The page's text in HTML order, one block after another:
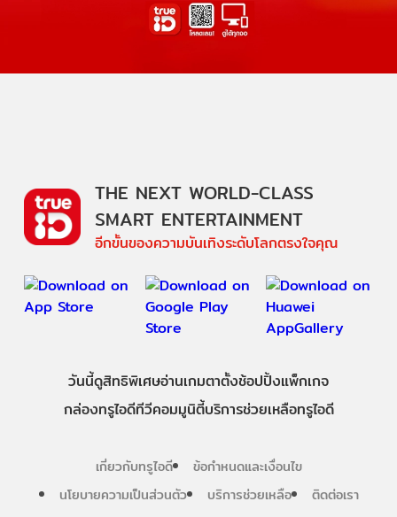
THE NEXT WORLD-CLASS
SMART ENTERTAINMENT
อีกขั้นของความบันเทิงระดับโลกตรงใจคุณ
วันนี้ดูสิทธิพิเศษอ่านเกมตาตั้งช้อปปิ้งแพ็กเกจ
กล่องทรูไอดีทีวีคอมมูนิตี้บริการช่วยเหลือทรูไอดี
เกี่ยวกับทรูไอดี
ข้อกำหนดและเงื่อนไข
นโยบายความเป็นส่วนตัว
บริการช่วยเหลือ ติดต่อเรา